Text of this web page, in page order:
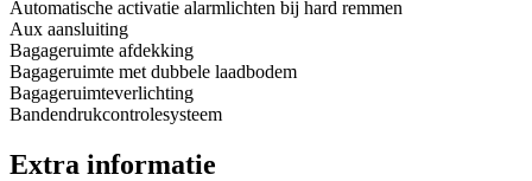
Automatische activatie alarmlichten bij hard remmen
Aux aansluiting
Bagageruimte afdekking
Bagageruimte met dubbele laadbodem
Bagageruimteverlichting
Bandendrukcontrolesysteem
Extra informatie